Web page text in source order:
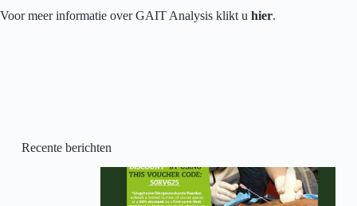
Voor meer informatie over GAIT Analysis klikt u hier.
Recente berichten